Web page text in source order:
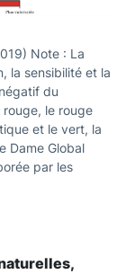
Note : La
la sensibilité et la
du
le rouge
et le vert, la
Dame Global
par les